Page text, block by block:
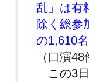
乱」は有
除く総参
の1,610
（口演
この3日